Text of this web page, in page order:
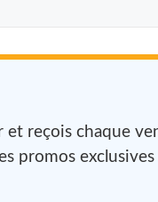
et reçois chaque
promos exclusives